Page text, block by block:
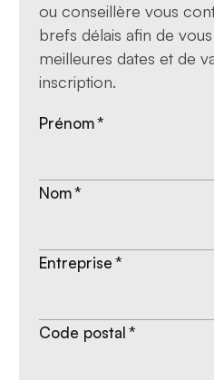
ou conseillère vous
brefs délais afin de
meilleures dates et de
inscription.
Prénom*
Nom*
Entreprise *
Code postal *